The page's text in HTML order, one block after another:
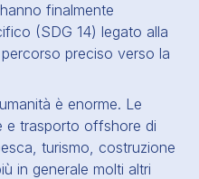
finalmente
(SDG 14) legato alla
preciso verso la
è enorme. Le
e trasporto offshore di
turismo, costruzione
in generale molti altri